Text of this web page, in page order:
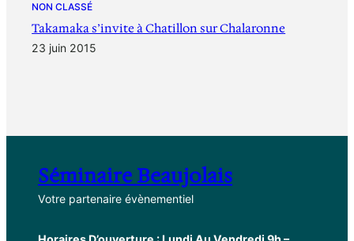
NON CLASSÉ
Takamaka s’invite à Chatillon sur Chalaronne
23 juin 2015
Séminaire Beaujolais
Votre partenaire évènementiel